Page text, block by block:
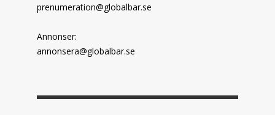
prenumeration@globalbar.se
Annonser:
annonsera@globalbar.se